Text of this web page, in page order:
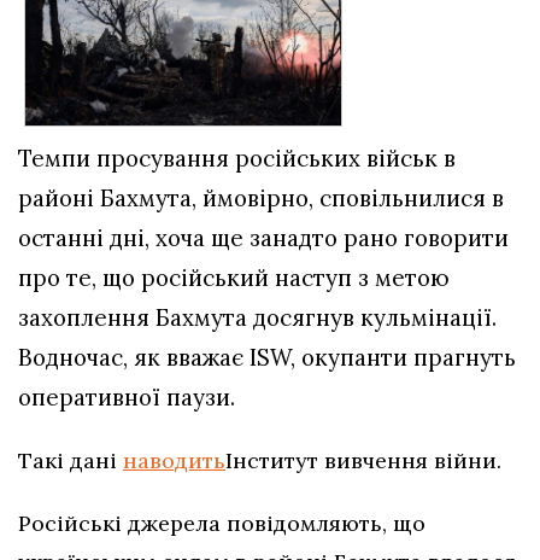
Темпи просування російських військ в
районі Бахмута, ймовірно, сповільнилися в
останні дні, хоча ще занадто рано говорити
про те, що російський наступ з метою
захоплення Бахмута досягнув кульмінації.
Водночас, як вважає ISW, окупанти прагнуть
оперативної паузи.
Такі дані наводитьІнститут вивчення війни.
Російські джерела повідомляють, що